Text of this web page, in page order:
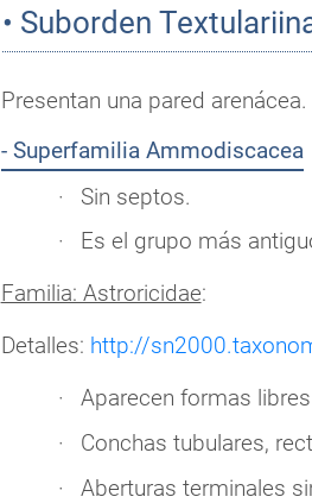
• Suborden
Presentan una pared arenácea.
- Superfamilia Ammodiscacea
Sin septos.
Es el grupo más
Familia: Astroricidae:
Detalles: http://
Aparecen formas
Conchas tubulares,
Aberturas terminales